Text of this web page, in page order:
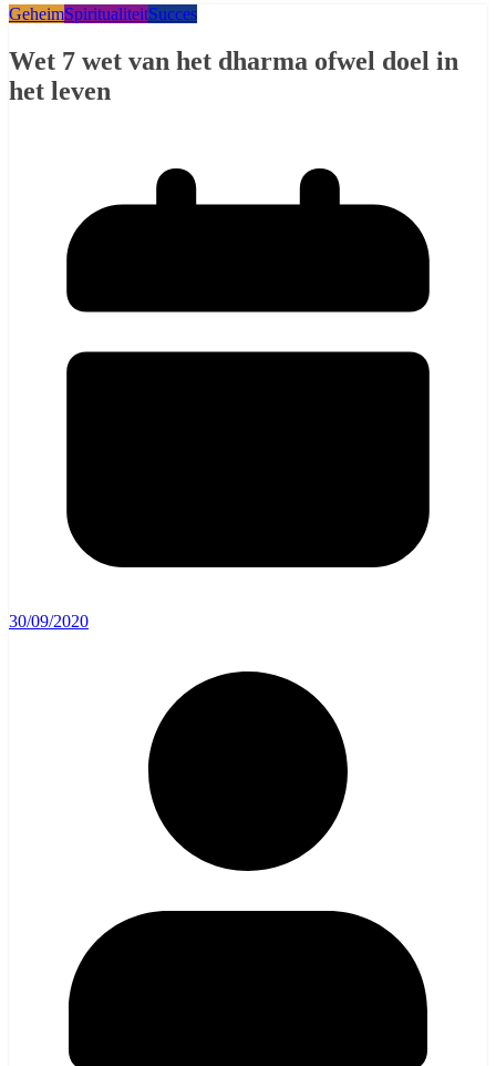
GeheimSpiritualiteitSucces
Wet 7 wet van het dharma ofwel doel in
het leven
30/09/2020